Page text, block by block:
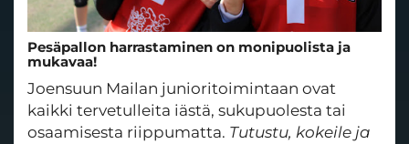
Pesäpallon harrastaminen on monipuolista ja
mukavaa!
Joensuun Mailan junioritoimintaan ovat
kaikki tervetulleita iästä, sukupuolesta tai
osaamisesta riippumatta. Tutustu, kokeile ja